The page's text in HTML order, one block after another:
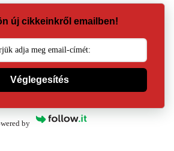
új cikkeinkről emailben!
Véglegesítés
by